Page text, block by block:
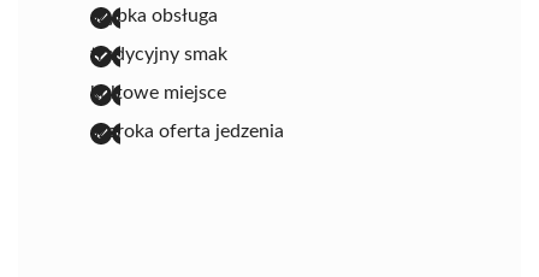
szybka obsługa
tradycyjny smak
kultowe miejsce
szeroka oferta jedzenia